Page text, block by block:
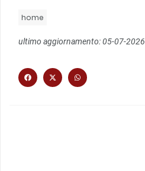
home
ultimo aggiornamento: 05-07-2026